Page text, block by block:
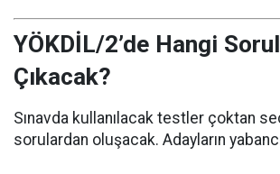
YÖKDİL/2’de Hangi
Çıkacak?
Sınavda kullanılacak testler çoktan
sorulardan oluşacak. Adayların